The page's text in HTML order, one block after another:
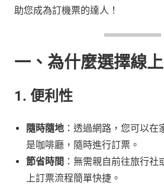
助您成為訂機票的達人！
一、為什麼選擇線
1. 便利性
隨時隨地 ：透過網路，您可以
是咖啡廳，隨時進行訂票。
節省時間 ：無需親自前往旅行
上訂票流程簡單快捷。